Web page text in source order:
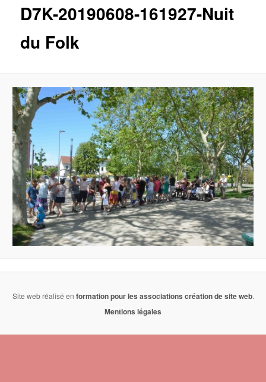
D7K-20190608-161927-Nuit
du Folk
Site web réalisé en formation pour les associations création de site web.
Mentions légales